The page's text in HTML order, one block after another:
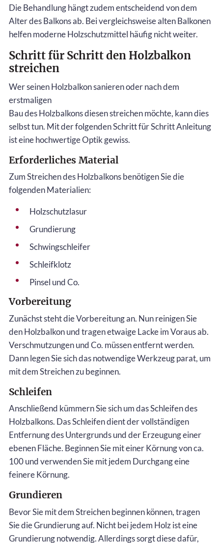
Die Behandlung hängt zudem entscheidend von dem
Alter des Balkons ab. Bei vergleichsweise alten Balkonen
helfen moderne Holzschutzmittel häufig nicht weiter.
Schritt für Schritt den Holzbalkon
streichen
Wer seinen Holzbalkon sanieren oder nach dem
erstmaligen
Bau des Holzbalkons diesen streichen möchte, kann dies
selbst tun. Mit der folgenden Schritt für Schritt Anleitung
ist eine hochwertige Optik gewiss.
Erforderliches Material
Zum Streichen des Holzbalkons benötigen Sie die
folgenden Materialien:
Holzschutzlasur
Grundierung
Schwingschleifer
Schleifklotz
Pinsel und Co.
Vorbereitung
Zunächst steht die Vorbereitung an. Nun reinigen Sie
den Holzbalkon und tragen etwaige Lacke im Voraus ab.
Verschmutzungen und Co. müssen entfernt werden.
Dann legen Sie sich das notwendige Werkzeug parat, um
mit dem Streichen zu beginnen.
Schleifen
Anschließend kümmern Sie sich um das Schleifen des
Holzbalkons. Das Schleifen dient der vollständigen
Entfernung des Untergrunds und der Erzeugung einer
ebenen Fläche. Beginnen Sie mit einer Körnung von ca.
100 und verwenden Sie mit jedem Durchgang eine
feinere Körnung.
Grundieren
Bevor Sie mit dem Streichen beginnen können, tragen
Sie die Grundierung auf. Nicht bei jedem Holz ist eine
Grundierung notwendig. Allerdings sorgt diese dafür,